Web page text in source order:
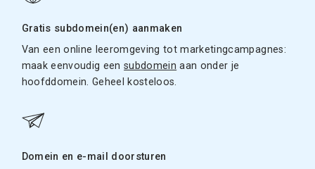
Gratis subdomein(en) aanmaken
Van een online leeromgeving tot marketingcampagnes:
maak eenvoudig eensubdomein aan onder je
hoofddomein. Geheel kosteloos.
Domein en e-mail doorsturen